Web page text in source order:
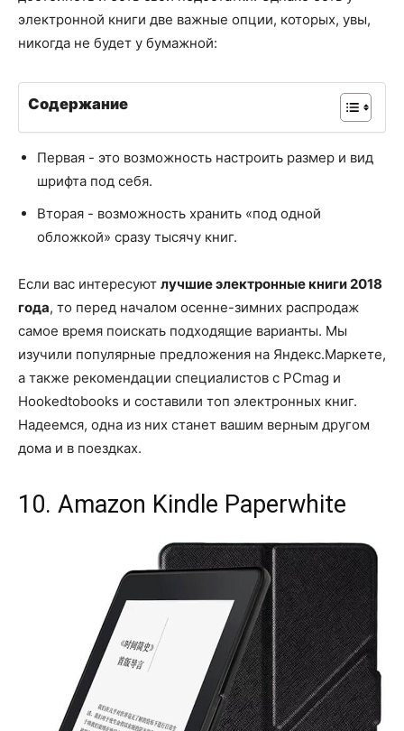
электронной книги две важные опции, которых, увы,
никогда не будет у бумажной:
Содержание
Первая - это возможность настроить размер и вид
шрифта под себя.
Вторая - возможность хранить «под одной
обложкой» сразу тысячу книг.
Если вас интересуют лучшие электронные книги 2018
года, то перед началом осенне-зимних распродаж
самое время поискать подходящие варианты. Мы
изучили популярные предложения на Яндекс.Маркете,
а также рекомендации специалистов с PCmag и
Hookedtobooks и составили топ электронных книг.
Надеемся, одна из них станет вашим верным другом
дома и в поездках.
10. Amazon Kindle Paperwhite